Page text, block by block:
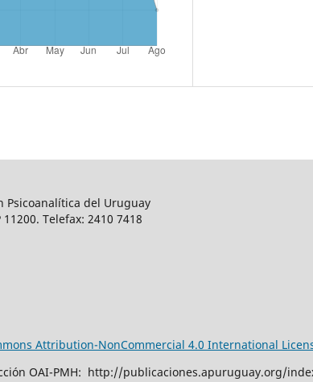
Psicoanalítica del Uruguay
Telefax: 2410 7418
Attribution-NonCommercial 4.0 International
OAI-PMH: http://publicaciones.apuruguay.org/